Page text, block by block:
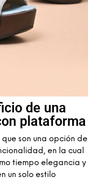
de una
plataforma
que son una opción de
en la cual
tiempo elegancia y
un solo estilo